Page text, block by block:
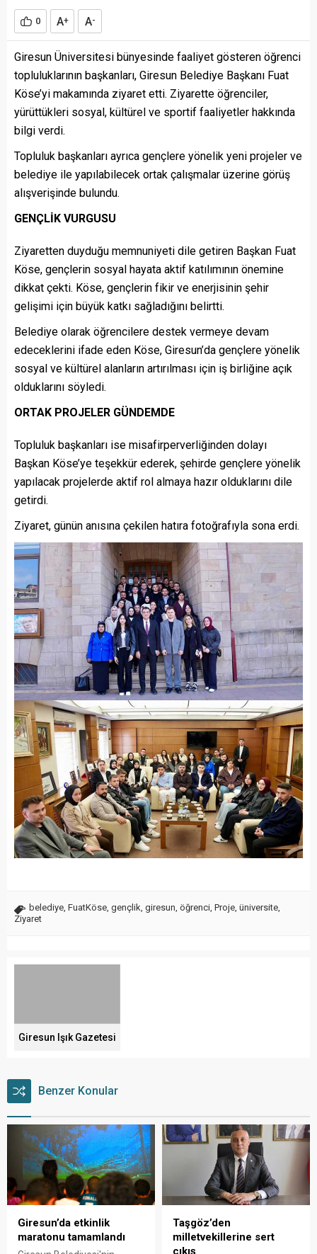
0 A+ A-
Giresun Üniversitesi bünyesinde faaliyet gösteren öğrenci
topluluklarının başkanları, Giresun Belediye Başkanı Fuat
Köse’yi makamında ziyaret etti. Ziyarette öğrenciler,
yürüttükleri sosyal, kültürel ve sportif faaliyetler hakkında
bilgi verdi.
Topluluk başkanları ayrıca gençlere yönelik yeni projeler ve
belediye ile yapılabilecek ortak çalışmalar üzerine görüş
alışverişinde bulundu.
GENÇLİK VURGUSU
Ziyaretten duyduğu memnuniyeti dile getiren Başkan Fuat
Köse, gençlerin sosyal hayata aktif katılımının önemine
dikkat çekti. Köse, gençlerin fikir ve enerjisinin şehir
gelişimi için büyük katkı sağladığını belirtti.
Belediye olarak öğrencilere destek vermeye devam
edeceklerini ifade eden Köse, Giresun’da gençlere yönelik
sosyal ve kültürel alanların artırılması için iş birliğine açık
olduklarını söyledi.
ORTAK PROJELER GÜNDEMDE
Topluluk başkanları ise misafirperverliğinden dolayı
Başkan Köse’ye teşekkür ederek, şehirde gençlere yönelik
yapılacak projelerde aktif rol almaya hazır olduklarını dile
getirdi.
Ziyaret, günün anısına çekilen hatıra fotoğrafıyla sona erdi.
belediye FuatKöse gençlik giresun öğrenci Proje üniversite
Ziyaret
Giresun Işık Gazetesi
Benzer Konular
Giresun’da etkinlik
maratonu tamamlandı
Taşgöz’den
milletvekillerine sert
çıkış